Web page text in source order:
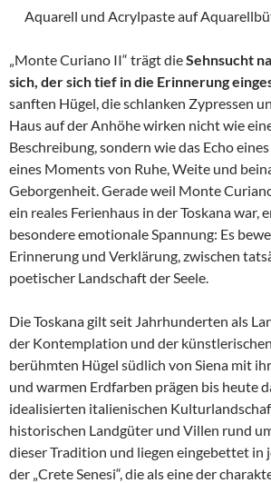
Aquarell und Acrylpaste auf
„Monte Curiano II“ trägt dieSehnsucht
sich, der sich tief in die Erinnerung
sanften Hügel, die schlanken Zypressen
Haus auf der Anhöhe wirken nicht wie
Beschreibung, sondern wie das Echo
eines Moments von Ruhe, Weite und
Geborgenheit. Gerade weil Monte
ein reales Ferienhaus in der Toskana war,
besondere emotionale Spannung: Es
Erinnerung und Verklärung, zwischen
poetischer Landschaft der Seele.
Die Toskana gilt seit Jahrhunderten als
der Kontemplation und der
berühmten Hügel südlich von Siena mit
und warmen Erdfarben prägen bis heute
idealisierten italienischen
historischen Landgüter und Villen rund
dieser Tradition und liegen eingebettet in
der „Crete Senesi“, die als eine der